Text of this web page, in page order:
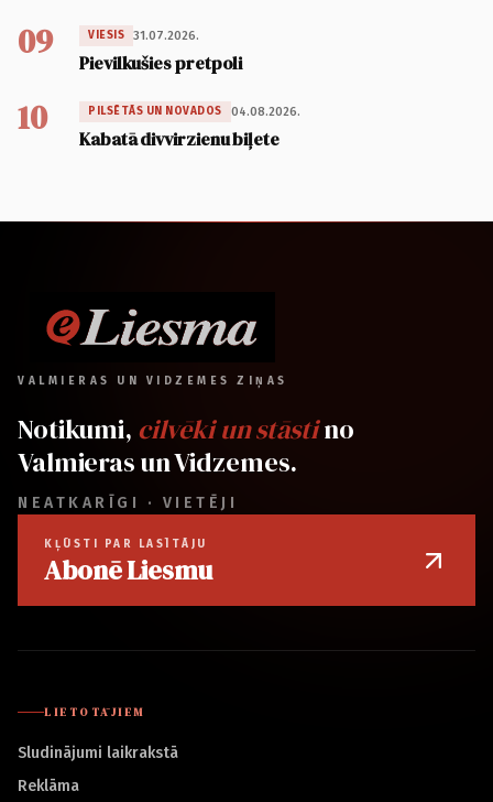
09 VIESIS 31.07.2026.
Pievilkušies pretpoli
10 PILSĒTĀS UN NOVADOS 04.08.2026.
Kabatā divvirzienu biļete
VALMIERAS UN VIDZEMES ZIŅAS
Notikumi, cilvēki un stāstino
Valmieras un Vidzemes.
NEATKARĪGI · VIETĒJI
KĻŪSTI PAR LASĪTĀJU
Abonē Liesmu
LIETOTĀJIEM
Sludinājumi laikrakstā
Reklāma